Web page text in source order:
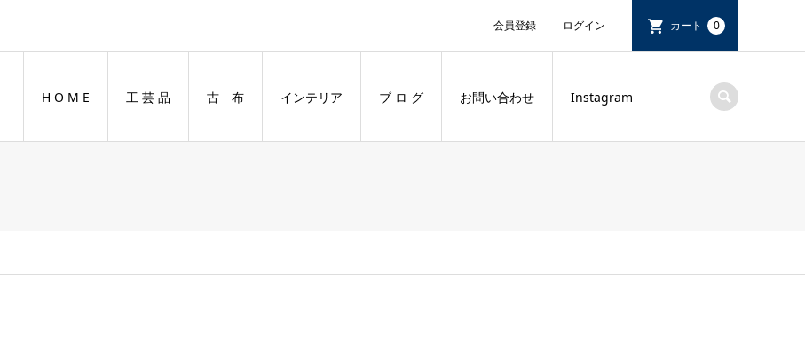
会員登録 ログイン カート 0
H O M E 工 芸 品 古 布 インテリア ブ ロ グ お問い合わせ Instagram